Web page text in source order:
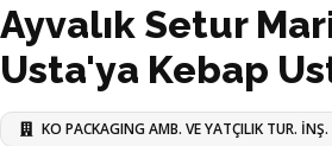
Ayvalık Setur
Usta'ya Kebap
KO PACKAGING AMB. VE YATÇILIK TUR.